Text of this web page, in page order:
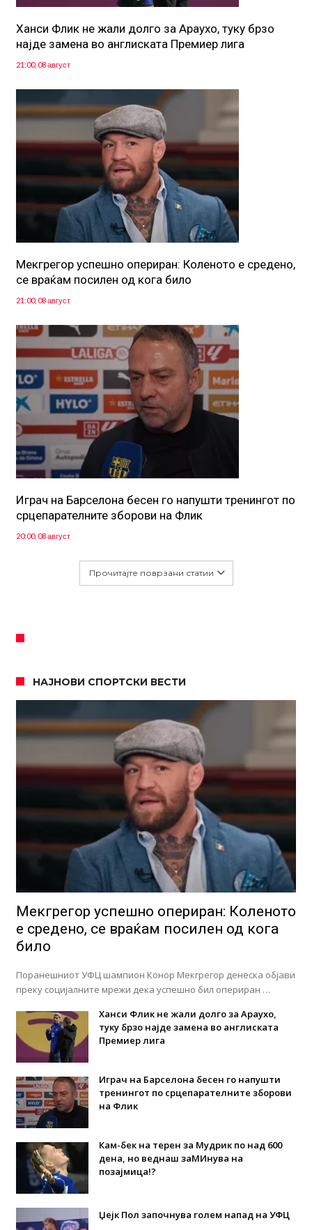
Ханси Флик не жали долго за Араухо, туку брзо
најде замена во англиската Премиер лига
21:00, 08 август
Мекгрегор успешно опериран: Коленото е средено,
се враќам посилен од кога било
21:00, 08 август
Играч на Барселона бесен го напушти тренингот по
срцепарателните зборови на Флик
20:00, 08 август
Прочитајте поврзани статии
НАЈНОВИ СПОРТСКИ ВЕСТИ
Мекгрегор успешно опериран: Коленото
е средено, се враќам посилен од кога
било
Поранешниот УФЦ шампион Конор Мекгрегор денеска објави
преку социјалните мрежи дека успешно бил опериран …
Ханси Флик не жали долго за Араухо,
туку брзо најде замена во англиската
Премиер лига
Играч на Барселона бесен го напушти
тренингот по срцепарателните зборови
на Флик
Кам-бек на терен за Мудрик по над 600
дена, но веднаш заМИнува на
позајмица!?
Џејк Пол започнува голем напад на УФЦ